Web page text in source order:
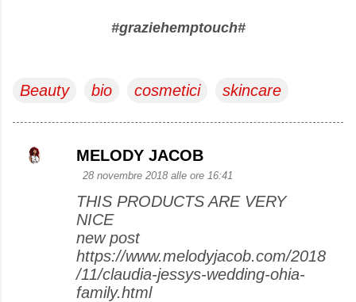
#graziehemptouch#
Beauty bio cosmetici skincare
C
MELODY JACOB
28 novembre 2018 alle ore 16:41
THIS PRODUCTS ARE VERY
NICE
new post
https://www.melodyjacob.com/2018
/11/claudia-jessys-wedding-ohia-
family.html